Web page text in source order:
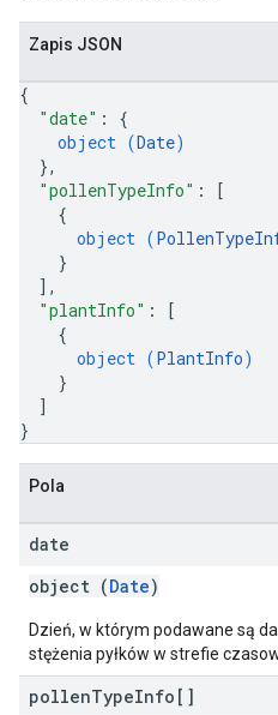
Zapis JSON
{
"date" : {
object (Date)
},
"pollenTypeInfo" :
[
{
object (
}
] ,
"plantInfo" :
[
{
object (PlantInfo)
}
]
}
Pola
date
object (Date)
Dzień, w którym podawane są
stężenia pyłków w strefie
pollenTypeInfo[]